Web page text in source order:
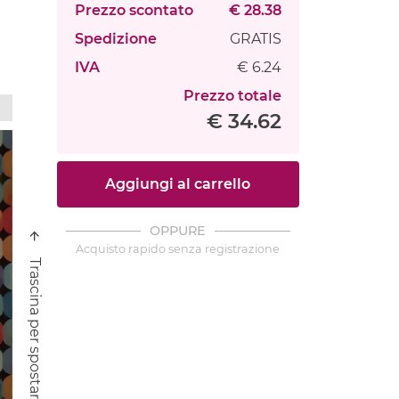
Trascina per spostare
Prezzo scontato
€ 28.38
Spedizione
GRATIS
IVA
€ 6.24
Prezzo totale
€ 34.62
Aggiungi al carrello
OPPURE
Acquisto rapido senza registrazione